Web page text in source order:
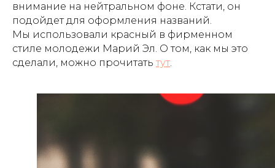
внимание на нейтральном фоне. Кстати, он
подойдет для оформления названий.
Мы использовали красный в фирменном
стиле молодежи Марий Эл. О том, как мы это
сделали, можно прочитать тут.